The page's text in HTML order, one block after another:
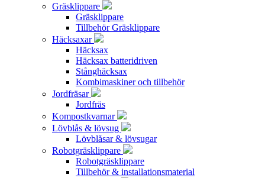
Gräsklippare
Gräsklippare
Tillbehör Gräsklippare
Häcksaxar
Häcksax
Häcksax batteridriven
Stånghäcksax
Kombimaskiner och tillbehör
Jordfräsar
Jordfräs
Kompostkvarnar
Lövblås & lövsug
Lövblåsar & lövsugar
Robotgräsklippare
Robotgräsklippare
Tillbehör & installationsmaterial